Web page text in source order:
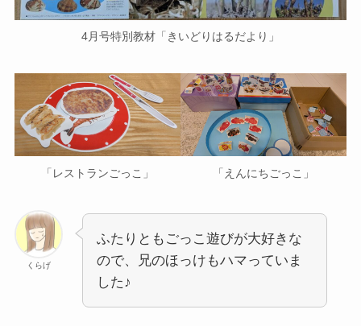
4月号特別教材「きいどりはるだより」
「レストランごっこ」 「えんにちごっこ」
くらげ
ふたりともごっこ遊びが大好きな
ので、兄のほっけもハマっていま
した♪